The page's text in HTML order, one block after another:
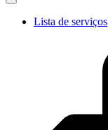
Lista de serviços